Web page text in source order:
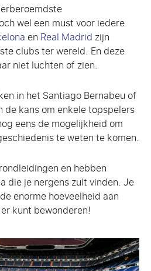
wel een must voor iedere
en Real Madrid zijn
clubs ter wereld. En deze
niet luchten of zien.
in het Santiago Bernabeu of
kans om enkele topspelers
eens de mogelijkheid om
te weten te komen.
en hebben
die je nergens zult vinden. Je
enorme hoeveelheid aan
kunt bewonderen!